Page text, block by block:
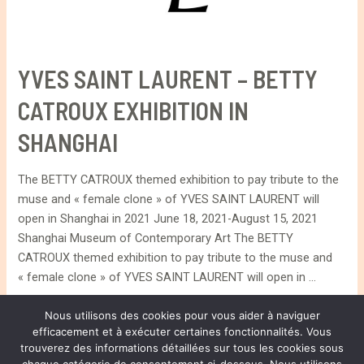
YVES SAINT LAURENT – BETTY
CATROUX EXHIBITION IN
SHANGHAI
The BETTY CATROUX themed exhibition to pay tribute to the
muse and « female clone » of YVES SAINT LAURENT will
open in Shanghai in 2021 June 18, 2021-August 15, 2021
Shanghai Museum of Contemporary Art The BETTY
CATROUX themed exhibition to pay tribute to the muse and
« female clone » of YVES SAINT LAURENT will open in …
YVES
SAINT
LAURENT
Lire la suite »
Nous utilisons des cookies pour vous aider à naviguer
efficacement et à exécuter certaines fonctionnalités. Vous
trouverez des informations détaillées sur tous les cookies sous